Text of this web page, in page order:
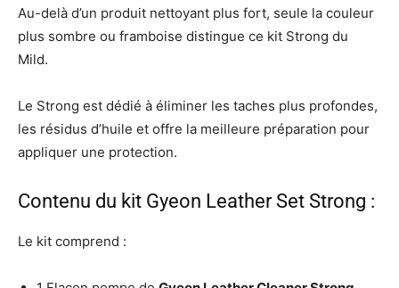
Au-delà d’un produit nettoyant plus fort, seule la couleur
plus sombre ou framboise distingue ce kit Strong du
Mild.
Le Strong est dédié à éliminer les taches plus profondes,
les résidus d’huile et offre la meilleure préparation pour
appliquer une protection.
Contenu du kit Gyeon Leather Set Strong :
Le kit comprend :